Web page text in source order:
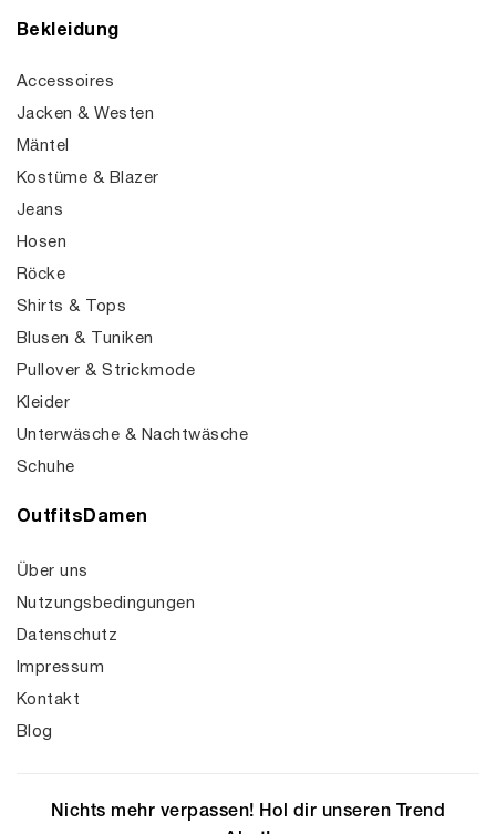
Bekleidung
Accessoires
Jacken & Westen
Mäntel
Kostüme & Blazer
Jeans
Hosen
Röcke
Shirts & Tops
Blusen & Tuniken
Pullover & Strickmode
Kleider
Unterwäsche & Nachtwäsche
Schuhe
OutfitsDamen
Über uns
Nutzungsbedingungen
Datenschutz
Impressum
Kontakt
Blog
Nichts mehr verpassen! Hol dir unseren Trend